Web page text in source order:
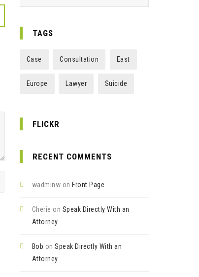
TAGS
Case Consultation East
Europe Lawyer Suicide
FLICKR
RECENT COMMENTS
wadminw on Front Page
Cherie on Speak Directly With an
Attorney
Bob on Speak Directly With an
Attorney